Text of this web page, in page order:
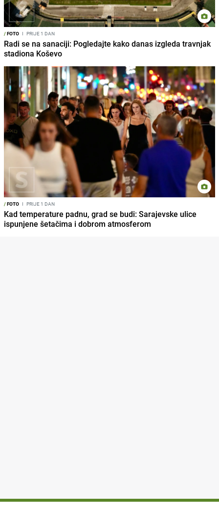
/FOTO I PRIJE 1 DAN
Radi se na sanaciji: Pogledajte kako danas izgleda travnjak
stadiona Koševo
/FOTO I PRIJE 1 DAN
Kad temperature padnu, grad se budi: Sarajevske ulice
ispunjene šetačima i dobrom atmosferom